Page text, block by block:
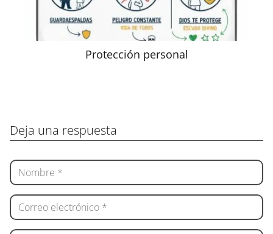
Protección personal
Deja una respuesta